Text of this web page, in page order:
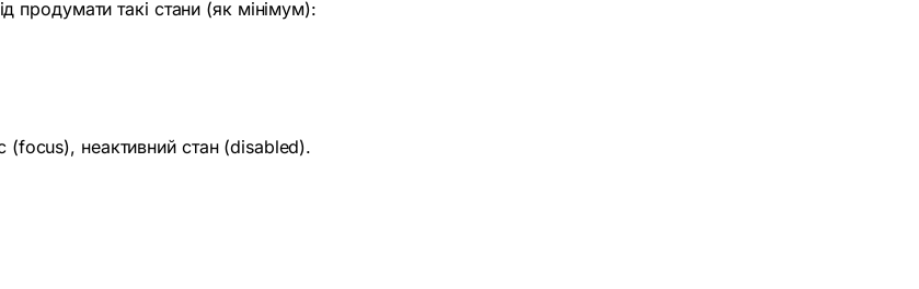
продумати такі стани (як мінімум):
(focus), неактивний стан (disabled).